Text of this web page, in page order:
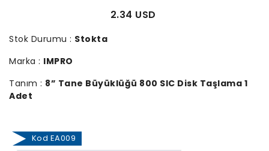
2.34 USD
Stok Durumu : Stokta
Marka : IMPRO
Tanım : 8” Tane Büyüklüğü 800 SIC Disk Taşlama 1
Adet
Kod EA009